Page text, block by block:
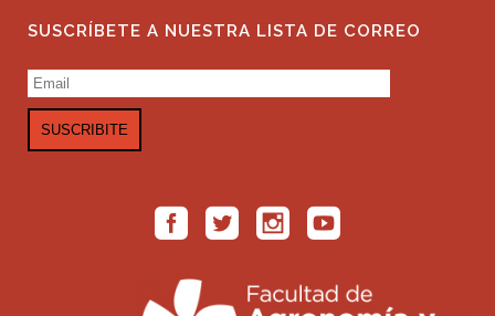
SUSCRÍBETE A NUESTRA LISTA DE CORREO